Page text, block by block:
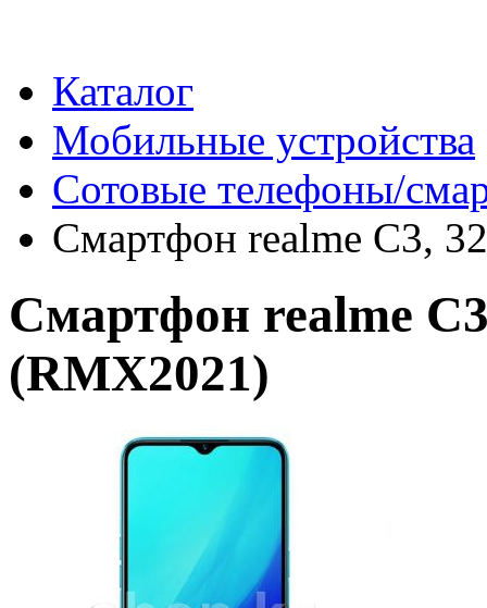
Каталог
Мобильные устройства
Сотовые телефоны/
Смартфон realme C3,
Смартфон realme
(RMX2021)